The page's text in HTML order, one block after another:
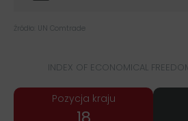
Źródło: UN Comtrade
INDEX OF ECONOMICAL
Pozycja kraju